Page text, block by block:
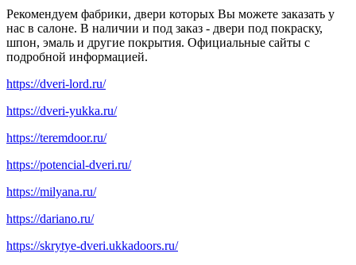
Рекомендуем фабрики, двери которых Вы можете заказать у
нас в салоне. В наличии и под заказ - двери под покраску,
шпон, эмаль и другие покрытия. Официальные сайты с
подробной информацией.
https://dveri-lord.ru/
https://dveri-yukka.ru/
https://teremdoor.ru/
https://potencial-dveri.ru/
https://milyana.ru/
https://dariano.ru/
https://skrytye-dveri.ukkadoors.ru/